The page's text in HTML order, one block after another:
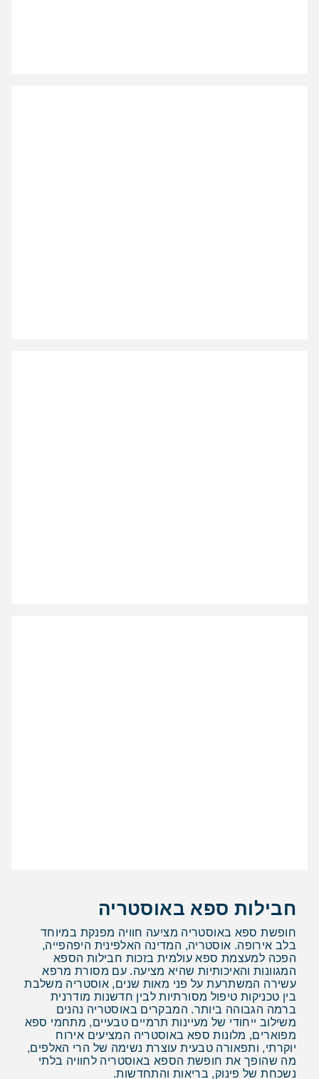
חבילות ספא באוסטריה
חופשת ספא באוסטריה מציעה חוויה מפנקת במיוחד
בלב אירופה. אוסטריה, המדינה האלפינית היפהפייה,
הפכה למעצמת ספא עולמית בזכות חבילות הספא
המגוונות והאיכותיות שהיא מציעה. עם מסורת מרפא
עשירה המשתרעת על פני מאות שנים, אוסטריה משלבת
בין טכניקות טיפול מסורתיות לבין חדשנות מודרנית
ברמה הגבוהה ביותר. המבקרים באוסטריה נהנים
משילוב ייחודי של מעיינות תרמיים טבעיים, מתחמי ספא
מפוארים, מלונות ספא באוסטריה המציעים אירוח
יוקרתי, ותפאורה טבעית עוצרת נשימה של הרי האלפים,
מה שהופך את חופשת הספא באוסטריה לחוויה בלתי
נשכחת של פינוק, בריאות והתחדשות.